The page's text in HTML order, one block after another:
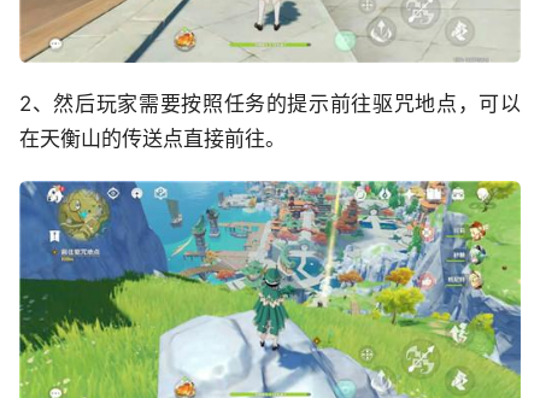
2、然后玩家需要按照任务的提示前往驱咒地点，可以
在天衡山的传送点直接前往。